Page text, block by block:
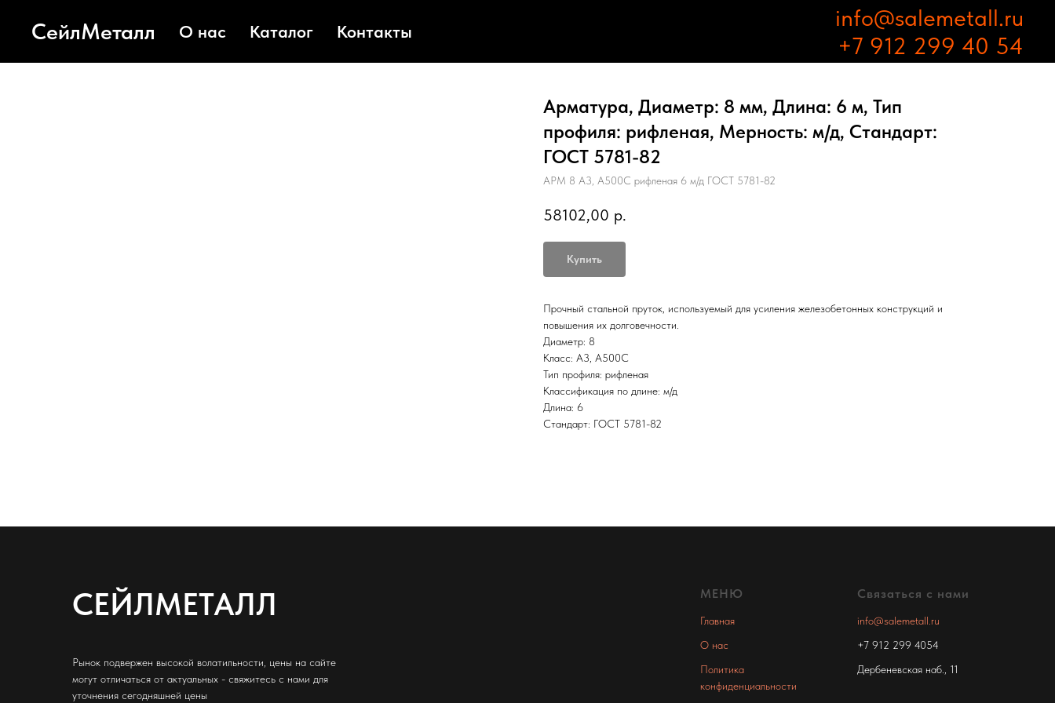
СейлМеталл О нас Каталог Контакты
info@salemetall.ru
+7 912 299 40 54
Арматура, Диаметр: 8 мм, Длина: 6 м, Тип
профиля: рифленая, Мерность: м/д, Стандарт:
ГОСТ 5781-82
АРМ 8 А3, А500С рифленая 6 м/д ГОСТ 5781-82
58102,00 р.
Купить
Прочный стальной пруток, используемый для усиления железобетонных конструкций и
повышения их долговечности.
Диаметр: 8
Класс: А3, А500С
Тип профиля: рифленая
Классификация по длине: м/д
Длина: 6
Стандарт: ГОСТ 5781-82
СЕЙЛМЕТАЛЛ
Рынок подвержен высокой волатильности, цены на сайте
могут отличаться от актуальных - свяжитесь с нами для
уточнения сегодняшней цены
МЕНЮ
Главная
О нас
Политика
конфиденциальности
Связаться с нами
info@salemetall.ru
+7 912 299 4054
Дербеневская наб., 11